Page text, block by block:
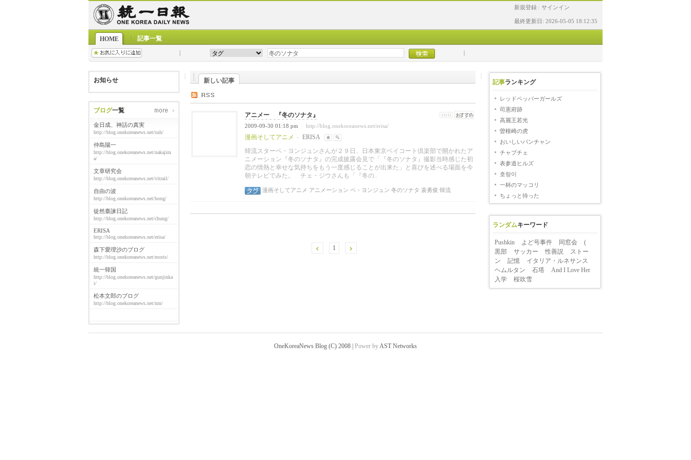
新規登録 サインイン
最終更新日: 2026-05-05 18:12:35
HOME 記事一覧
お知らせ
ブログ一覧
金日成、神話の真実
http://blog.onekoreanews.net/suh/
仲島陽一
http://blog.onekoreanews.net/nakajim
a/
文章研究会
http://blog.onekoreanews.net/vitrail/
自由の波
http://blog.onekoreanews.net/hong/
徒然臺諫日記
http://blog.onekoreanews.net/chung/
ERISA
http://blog.onekoreanews.net/erisa/
森下愛理沙のブログ
http://blog.onekoreanews.net/moris/
統一韓国
http://blog.onekoreanews.net/gunjinka
i/
松本文郎のブログ
http://blog.onekoreanews.net/nrn/
新しい記事
アニメー 『冬のソナタ』
2009-09-30 01:18 pm http://blog.onekoreanews.net/erisa/
漫画そしてアニメ -
ERISA
韓流スターペ・ヨンジュンさんが２９日、日本東京ベイコート倶楽部で開かれたア
ニメーション『冬のソナタ』の完成披露会見で「『冬のソナタ』撮影当時感じた初
恋の情熱と幸せな気持ちをもう一度感じることが出来た」と喜びを述べる場面を今
朝テレビでみた。 チェ・ジウさんも「『冬の..
漫画そしてアニメ アニメーション ペ・ヨンジュン 冬のソナタ 裴勇俊 韓流
1
記事ランキング
レッドペッパーガールズ
司憲府跡
高麗王若光
曽根崎の虎
おいしいパンチャン
チャプチェ
表参道ヒルズ
호랑이
一杯のマッコリ
ちょっと待った
ランダムキーワード
Pushkin よど号事件 同窓会
(
黒部
サッカー 性善説
ストー
ン
記憶
イタリア・ルネサンス
ヘムルタン
石塔
And I Love Her
入学
桜吹雪
OneKoreaNews Blog (C) 2008 | Power byAST Networks